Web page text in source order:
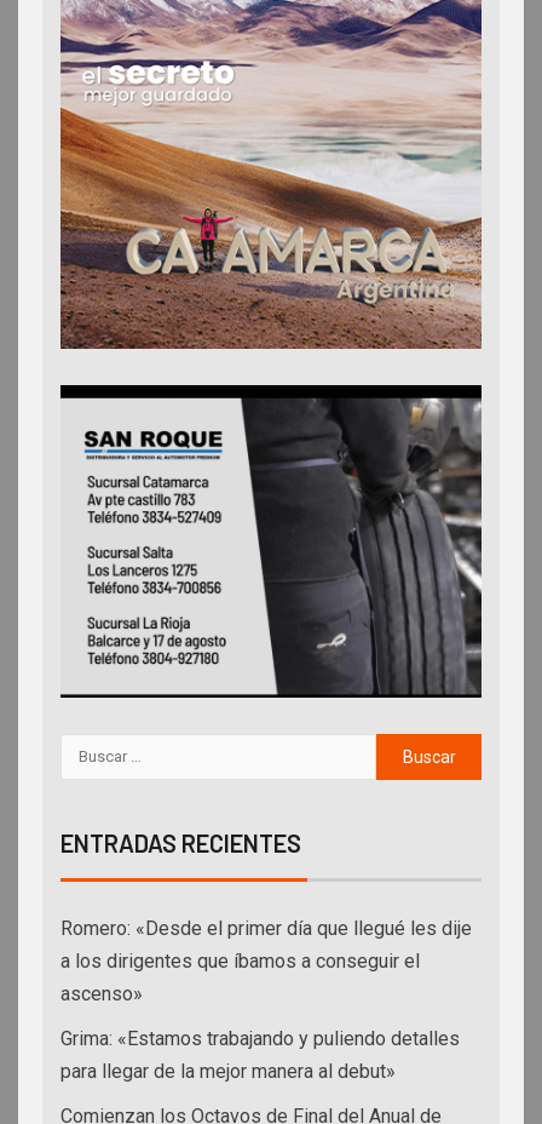
ENTRADAS RECIENTES
Romero: «Desde el primer día que llegué les dije
a los dirigentes que íbamos a conseguir el
ascenso»
Grima: «Estamos trabajando y puliendo detalles
para llegar de la mejor manera al debut»
Comienzan los Octavos de Final del Anual de